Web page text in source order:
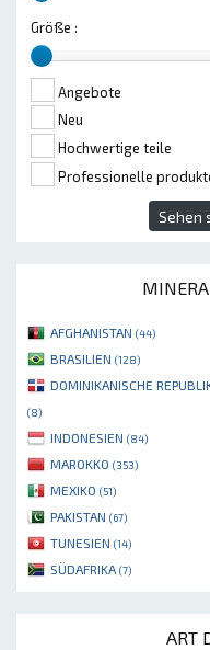
Größe :
Angebote
Neu
Hochwertige teile
Professionelle
Sehen
AFGHANISTAN (44)
BRASILIEN (128)
DOMINIKANISCHE
(8)
INDONESIEN (84)
MAROKKO (353)
MEXIKO (51)
PAKISTAN (67)
TUNESIEN (14)
SÜDAFRIKA (7)
ART